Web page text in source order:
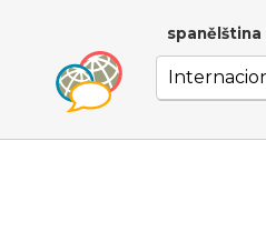
spanělština